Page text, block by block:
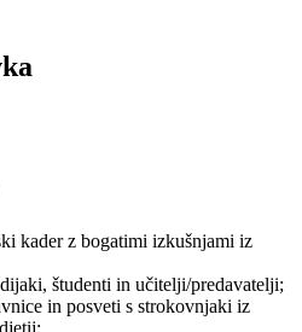
kader z bogatimi izkušnjami iz
študenti in učitelji/predavatelji;
in posveti s strokovnjaki iz